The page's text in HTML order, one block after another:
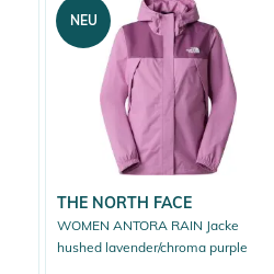
THE NORTH FACE
WOMEN ANTORA RAIN Jacke
hushed lavender/chroma purple
NEU